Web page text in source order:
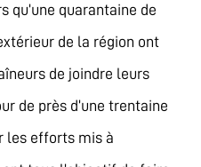
qu’une quarantaine de
de la région ont
de joindre leurs
de près d’une trentaine
les efforts mis à